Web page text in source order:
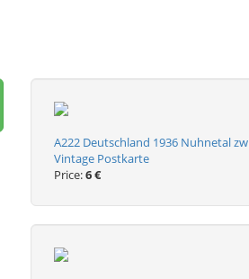
A222 Deutschland 1936 Nuhnetal
Vintage Postkarte
Price:6 €